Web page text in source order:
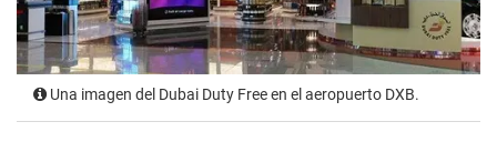
Una imagen del Dubai Duty Free en el aeropuerto DXB.